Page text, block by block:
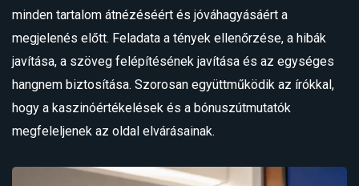
minden tartalom átnézéséért és jóváhagyásáért a
megjelenés előtt. Feladata a tények ellenőrzése, a hibák
javítása, a szöveg felépítésének javítása és az egységes
hangnem biztosítása. Szorosan együttműködik az írókkal,
hogy a kaszinóértékelések és a bónuszútmutatók
megfeleljenek az oldal elvárásainak.